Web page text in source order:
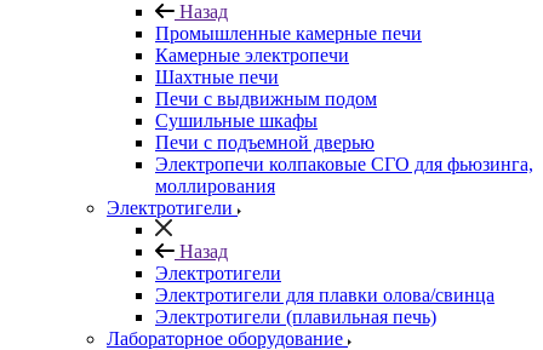
Назад
Промышленные камерные печи
Камерные электропечи
Шахтные печи
Печи с выдвижным подом
Сушильные шкафы
Печи с подъемной дверью
Электропечи колпаковые СГО для фьюзинга,
моллирования
Электротигели
Назад
Электротигели
Электротигели для плавки олова/свинца
Электротигели (плавильная печь)
Лабораторное оборудование